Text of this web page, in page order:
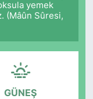
yemek
(Mâûn Sûresi,
GÜNEŞ